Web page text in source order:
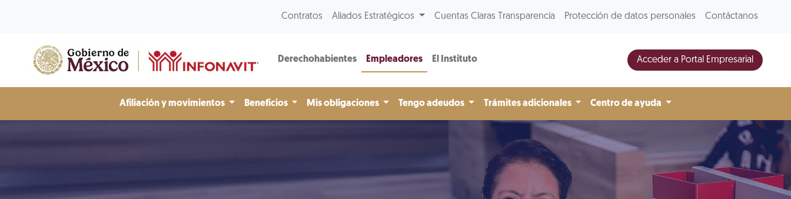
Contratos Aliados Estratégicos Cuentas Claras Transparencia Protección de datos personales Contáctanos
Derechohabientes Empleadores El Instituto Acceder a Portal Empresarial
Afiliación y movimientos Beneficios Mis obligaciones Tengo adeudos Trámites adicionales Centro de ayuda